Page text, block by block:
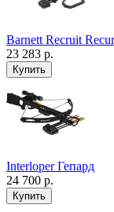
Barnett Recruit
23 283 р.
Interloper Гепард
24 700 р.